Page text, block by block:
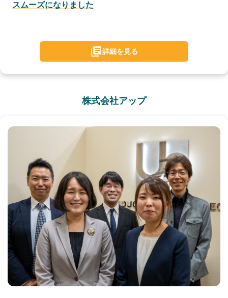
スムーズになりました
詳細を見る
株式会社アップ